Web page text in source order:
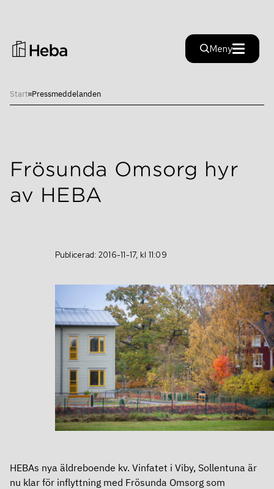
Stäng
Meny
Investera i Heba
Finansiella nyckeltal
Finansiella mål
Hållbarhet
Kalendarium
Aktien
Grön aktie
Ägare
Utdelning
Analyser
Finansiering
Finansiering
Ramverk för grön och hållbar finansiering
Obligationsprogram – MTN
Banklån
Bolagsstyrning
Bolagsstyrning
Valberedning
Om Heba
Start Pressmeddelanden
Publicerad: 2016-11-17, kl 11:09
Frösunda Omsorg hyr
av HEBA
HEBAs nya äldreboende kv. Vinfatet i Viby, Sollentuna är
nu klar för inflyttning med Frösunda Omsorg som